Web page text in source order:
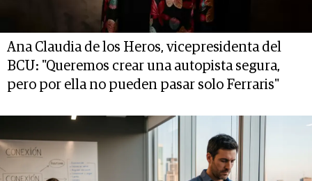
Ana Claudia de los Heros, vicepresidenta del
BCU: "Queremos crear una autopista segura,
pero por ella no pueden pasar solo Ferraris"